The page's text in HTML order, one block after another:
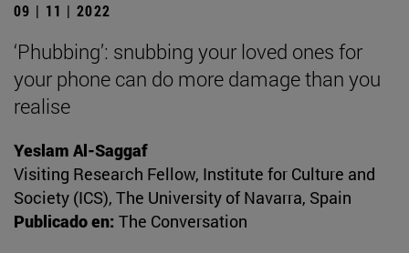
09 | 11 | 2022
‘Phubbing’: snubbing your loved ones for
your phone can do more damage than you
realise
Yeslam Al-Saggaf
Visiting Research Fellow, Institute for Culture and
Society (ICS), The University of Navarra, Spain
Publicado en: The Conversation